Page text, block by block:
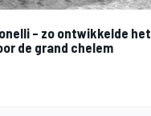
– zo ontwikkelde het
de grand chelem